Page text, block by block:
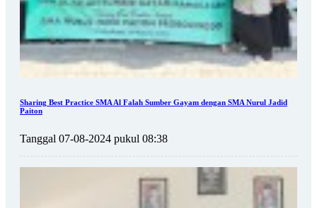
Sharing Best Practice SMA Al Falah Sumber Gayam dengan SMA Nurul Jadid
Paiton
Tanggal 07-08-2024 pukul 08:38